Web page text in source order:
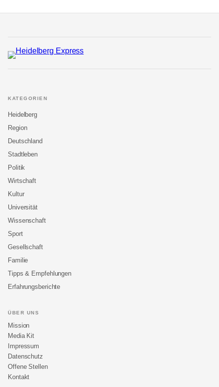
KATEGORIEN
Heidelberg
Region
Deutschland
Stadtleben
Politik
Wirtschaft
Kultur
Universität
Wissenschaft
Sport
Gesellschaft
Familie
Tipps & Empfehlungen
Erfahrungsberichte
ÜBER UNS
Mission
Media Kit
Impressum
Datenschutz
Offene Stellen
Kontakt